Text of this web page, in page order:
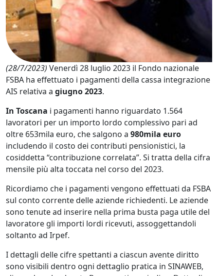
(28/7/2023) Venerdì 28 luglio 2023 il Fondo nazionale
FSBA ha effettuato i pagamenti della cassa integrazione
AIS relativa a giugno 2023.
In Toscana i pagamenti hanno riguardato 1.564
lavoratori per un importo lordo complessivo pari ad
oltre 653mila euro, che salgono a 980mila euro
includendo il costo dei contributi pensionistici, la
cosiddetta “contribuzione correlata”. Si tratta della cifra
mensile più alta toccata nel corso del 2023.
Ricordiamo che i pagamenti vengono effettuati da FSBA
sul conto corrente delle aziende richiedenti. Le aziende
sono tenute ad inserire nella prima busta paga utile del
lavoratore gli importi lordi ricevuti, assoggettandoli
soltanto ad Irpef.
I dettagli delle cifre spettanti a ciascun avente diritto
sono visibili dentro ogni dettaglio pratica in SINAWEB,